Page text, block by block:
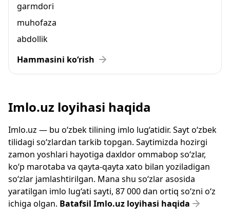
garmdori
muhofaza
abdollik
Hammasini ko‘rish
Imlo.uz loyihasi haqida
Imlo.uz — bu o‘zbek tilining imlo lug‘atidir. Sayt o‘zbek
tilidagi so‘zlardan tarkib topgan. Saytimizda hozirgi
zamon yoshlari hayotiga daxldor ommabop so‘zlar,
ko‘p marotaba va qayta-qayta xato bilan yoziladigan
so‘zlar jamlashtirilgan. Mana shu so‘zlar asosida
yaratilgan imlo lug‘ati sayti, 87 000 dan ortiq so‘zni o‘z
ichiga olgan. Batafsil Imlo.uz loyihasi haqida